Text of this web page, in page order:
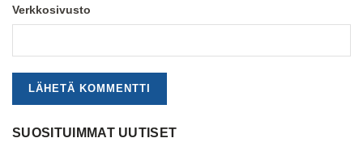
Verkkosivusto
SUOSITUIMMAT UUTISET